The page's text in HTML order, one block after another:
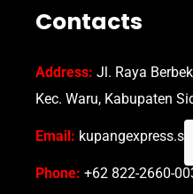
Contacts
Address: Jl. Raya
Kec. Waru, Kabupaten
Email:
Phone: +62 822-2660-